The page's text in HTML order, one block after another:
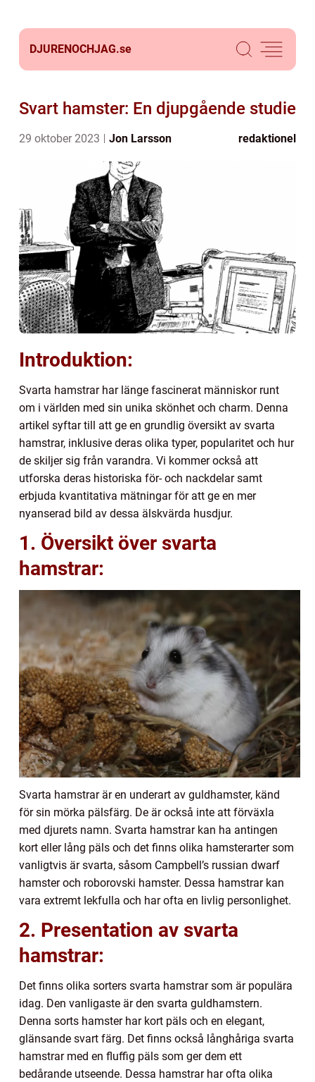
DJURENOCHJAG.se
Svart hamster: En djupgående studie
29 oktober 2023 Jon Larsson redaktionel
Introduktion:
Svarta hamstrar har länge fascinerat människor runt
om i världen med sin unika skönhet och charm. Denna
artikel syftar till att ge en grundlig översikt av svarta
hamstrar, inklusive deras olika typer, popularitet och hur
de skiljer sig från varandra. Vi kommer också att
utforska deras historiska för- och nackdelar samt
erbjuda kvantitativa mätningar för att ge en mer
nyanserad bild av dessa älskvärda husdjur.
1. Översikt över svarta
hamstrar:
Svarta hamstrar är en underart av guldhamster, känd
för sin mörka pälsfärg. De är också inte att förväxla
med djurets namn. Svarta hamstrar kan ha antingen
kort eller lång päls och det finns olika hamsterarter som
vanligtvis är svarta, såsom Campbell’s russian dwarf
hamster och roborovski hamster. Dessa hamstrar kan
vara extremt lekfulla och har ofta en livlig personlighet.
2. Presentation av svarta
hamstrar:
Det finns olika sorters svarta hamstrar som är populära
idag. Den vanligaste är den svarta guldhamstern.
Denna sorts hamster har kort päls och en elegant,
glänsande svart färg. Det finns också långhåriga svarta
hamstrar med en fluffig päls som ger dem ett
bedårande utseende. Dessa hamstrar har ofta olika